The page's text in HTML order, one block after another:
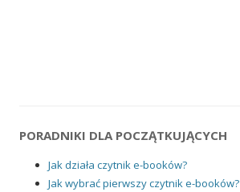
PORADNIKI DLA POCZĄTKUJĄCYCH
Jak działa czytnik e-booków?
Jak wybrać pierwszy czytnik e-booków?